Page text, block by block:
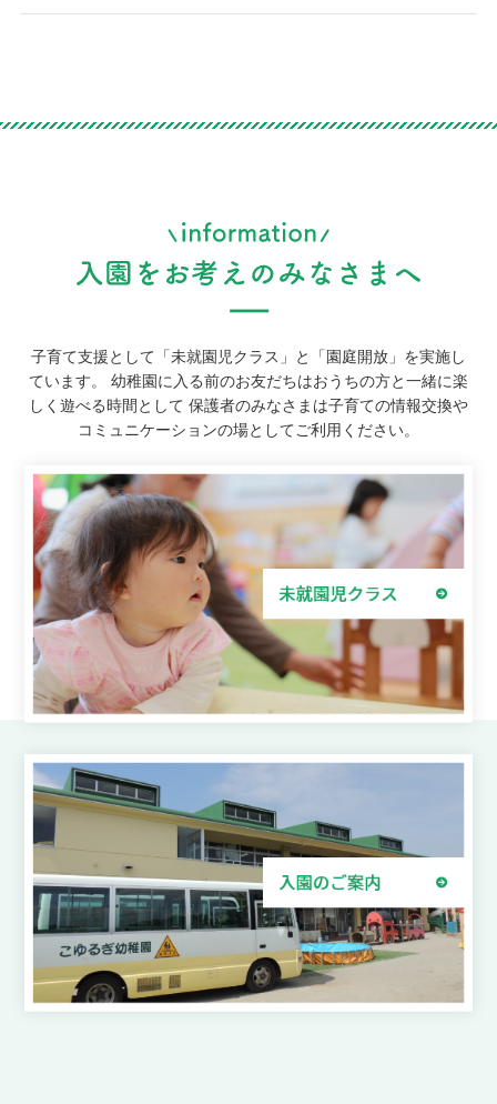
子育て支援として「未就園児クラス」と「園庭開放」を実施し
ています。
幼稚園に入る前のお友だちはおうちの方と一緒に楽
しく遊べる時間として 保護者のみなさまは子育ての情報交換や
コミュニケーションの場としてご利用ください。